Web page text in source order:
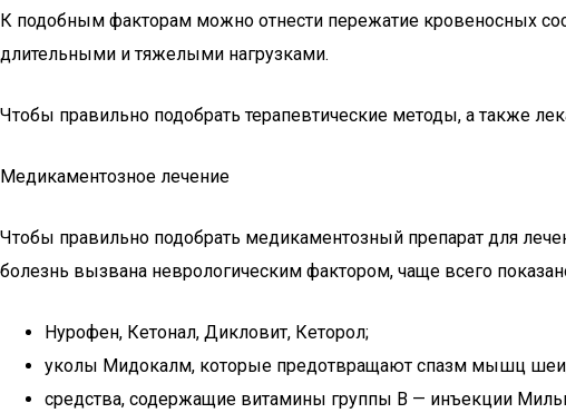
К подобным факторам можно отнести пережатие кровеносных
длительными и тяжелыми нагрузками.
Чтобы правильно подобрать терапевтические методы, а также
Медикаментозное лечение
Чтобы правильно подобрать медикаментозный препарат для
болезнь вызвана неврологическим фактором, чаще всего
Нурофен, Кетонал, Дикловит, Кеторол;
уколы Мидокалм, которые предотвращают спазм мышц
средства, содержащие витамины группы В — инъекции